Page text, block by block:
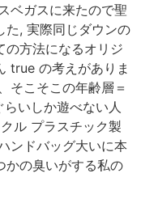
ベガスに来たので聖
た, 実際同じダウンの
の方法になるオリジ
true の考えがありま
そこそこの年齢層＝
いしか遊べない人
ル プラスチック製
ンドバッグ大いに本
かの臭いがする私の